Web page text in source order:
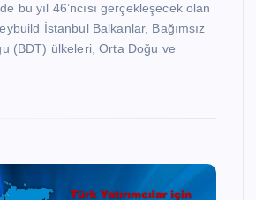
bu yıl 46’ncısı gerçekleşecek olan
İstanbul Balkanlar, Bağımsız
(BDT) ülkeleri, Orta Doğu ve